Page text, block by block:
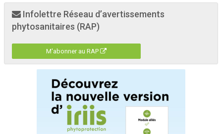
Infolettre Réseau d’avertissements
phytosanitaires (RAP)
M'abonner au RAP